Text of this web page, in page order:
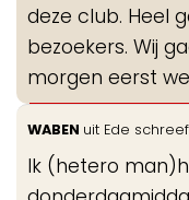
deze club. Heel
bezoekers. Wij
morgen eerst
WABEN uit Ede
Ik (hetero